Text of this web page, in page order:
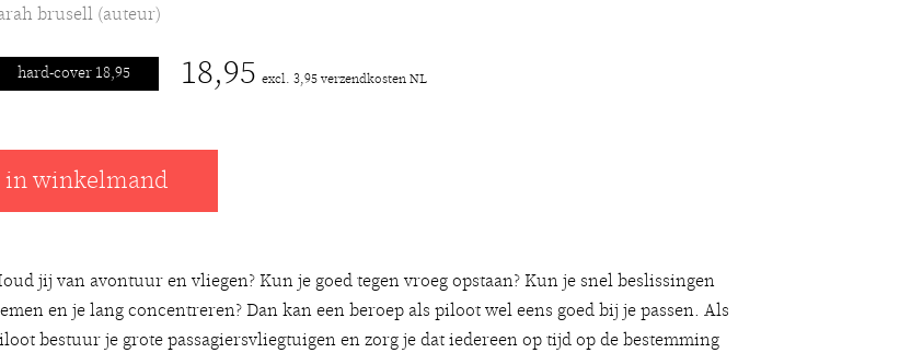
brusell (auteur)
hard-cover 18,95 18,95 excl. 3,95 verzendkosten NL
in winkelmand
jij van avontuur en vliegen? Kun je goed tegen vroeg opstaan? Kun je snel beslissingen
en je lang concentreren? Dan kan een beroep als piloot wel eens goed bij je passen. Als
bestuur je grote passagiersvliegtuigen en zorg je dat iedereen op tijd op de bestemming